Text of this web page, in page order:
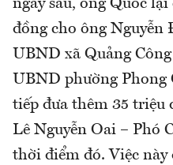
ngày sau, ông Quốc
đồng cho ông
UBND xã Quảng
UBND phường
tiếp đưa thêm 35 triệu
Lê Nguyễn Oai – Phó
thời điểm đó. Việc